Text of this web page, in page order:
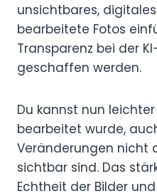
unsichtbares,
bearbeitete Fotos
Transparenz bei der
geschaffen werden.
Du kannst nun
bearbeitet wurde,
Veränderungen nicht
sichtbar sind. Das
Echtheit der Bilder